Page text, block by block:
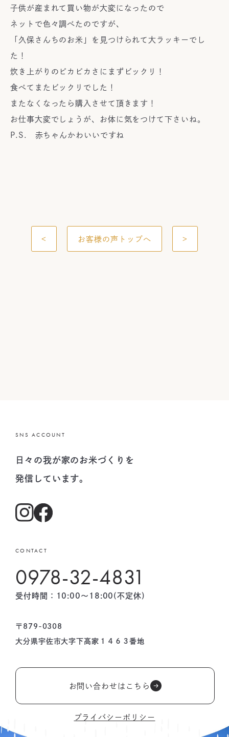
子供が産まれて買い物が大変になったので
ネットで色々調べたのですが、
「久保さんちのお米」を見つけられて大ラッキーでし
た！
炊き上がりのピカピカさにまずビックリ！
食べてまたビックリでした！
またなくなったら購入させて頂きます！
お仕事大変でしょうが、お体に気をつけて下さいね。
P.S. 赤ちゃんかわいいですね
< お客様の声トップへ >
SNS ACCOUNT
日々の我が家のお米づくりを
発信しています。
CONTACT
0978-32-4831
受付時間：10:00〜18:00(不定休)
〒879-0308
大分県宇佐市大字下高家１４６３番地
お問い合わせはこちら
プライバシーポリシー